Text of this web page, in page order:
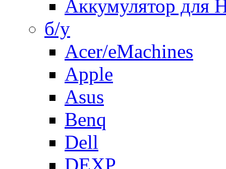
Аккумулятор для
б/у
Acer/eMachines
Apple
Asus
Benq
Dell
DEXP